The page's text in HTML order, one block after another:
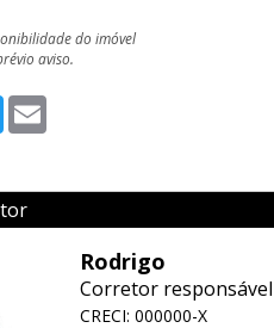
do imóvel
aviso.
Twitter
Rodrigo
Corretor responsável
CRECI: 000000-X